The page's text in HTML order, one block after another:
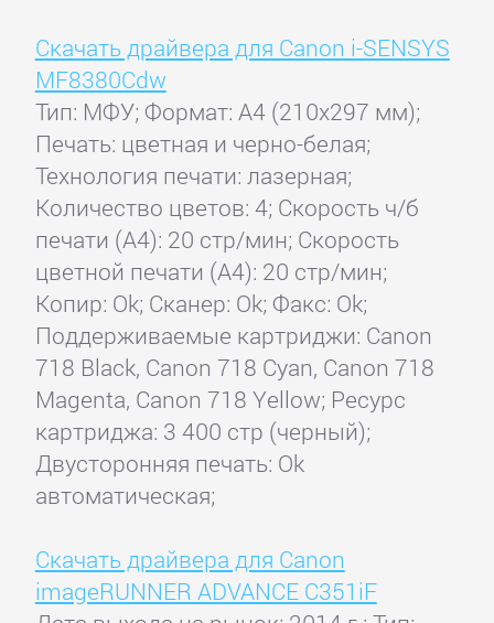
Скачать драйвера для Canon i-SENSYS
MF8380Cdw
Тип: МФУ; Формат: A4 (210x297 мм);
Печать: цветная и черно-белая;
Технология печати: лазерная;
Количество цветов: 4; Скорость ч/б
печати (А4): 20 стр/мин; Скорость
цветной печати (А4): 20 стр/мин;
Копир: Ok; Сканер: Ok; Факс: Ok;
Поддерживаемые картриджи: Canon
718 Black, Canon 718 Cyan, Canon 718
Magenta, Canon 718 Yellow; Ресурс
картриджа: 3 400 стр (черный);
Двусторонняя печать: Ok
автоматическая;
Скачать драйвера для Canon
imageRUNNER ADVANCE C351iF